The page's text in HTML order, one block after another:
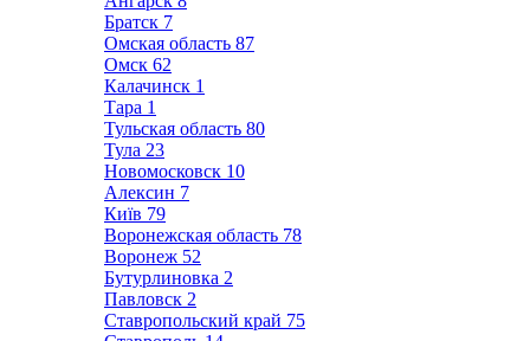
Братск 7
Омская область 87
Омск 62
Калачинск 1
Тара 1
Тульская область 80
Тула 23
Новомосковск 10
Алексин 7
Київ 79
Воронежская область 78
Воронеж 52
Бутурлиновка 2
Павловск 2
Ставропольский край 75